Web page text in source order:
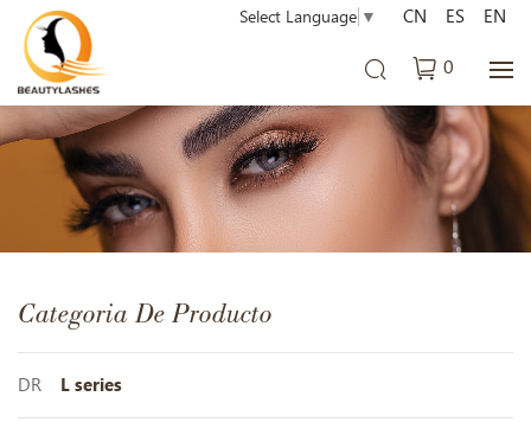
Select Language ▼
0
CN ES EN
Categoria De Producto
DR L series